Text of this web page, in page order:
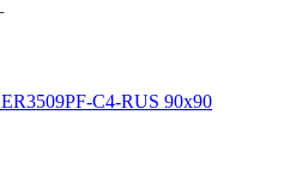
C4-RUS 90x90